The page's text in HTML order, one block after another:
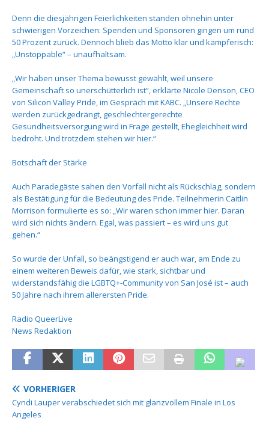
Denn die diesjährigen Feierlichkeiten standen ohnehin unter
schwierigen Vorzeichen: Spenden und Sponsoren gingen um rund
50 Prozent zurück. Dennoch blieb das Motto klar und kämpferisch:
„Unstoppable“ – unaufhaltsam.
„Wir haben unser Thema bewusst gewählt, weil unsere
Gemeinschaft so unerschütterlich ist“, erklärte Nicole Denson, CEO
von Silicon Valley Pride, im Gespräch mit KABC. „Unsere Rechte
werden zurückgedrängt, geschlechtergerechte
Gesundheitsversorgung wird in Frage gestellt, Ehegleichheit wird
bedroht. Und trotzdem stehen wir hier.“
Botschaft der Stärke
Auch Paradegäste sahen den Vorfall nicht als Rückschlag, sondern
als Bestätigung für die Bedeutung des Pride. Teilnehmerin Caitlin
Morrison formulierte es so: „Wir waren schon immer hier. Daran
wird sich nichts ändern. Egal, was passiert – es wird uns gut
gehen.“
So wurde der Unfall, so beängstigend er auch war, am Ende zu
einem weiteren Beweis dafür, wie stark, sichtbar und
widerstandsfähig die LGBTQ+-Community von San José ist – auch
50 Jahre nach ihrem allerersten Pride.
Radio QueerLive
News Redaktion
VORHERIGER
Cyndi Lauper verabschiedet sich mit glanzvollem Finale in Los
Angeles